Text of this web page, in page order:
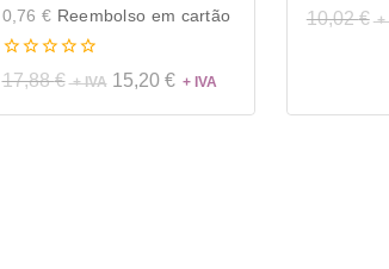
0,76 € Reembolso em cartão
0
de
17,88€ 15,20 €
0
de
10,02€